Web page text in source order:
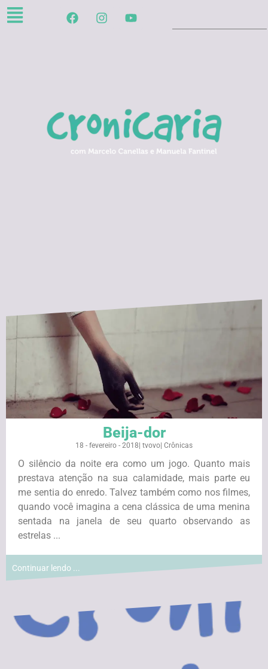
Beija-dor
18 - fevereiro - 2018 tvovo Crônicas
O silêncio da noite era como um jogo. Quanto mais
prestava atenção na sua calamidade, mais parte eu
me sentia do enredo. Talvez também como nos filmes,
quando você imagina a cena clássica de uma menina
sentada na janela de seu quarto observando as
estrelas ...
Continuar lendo ...